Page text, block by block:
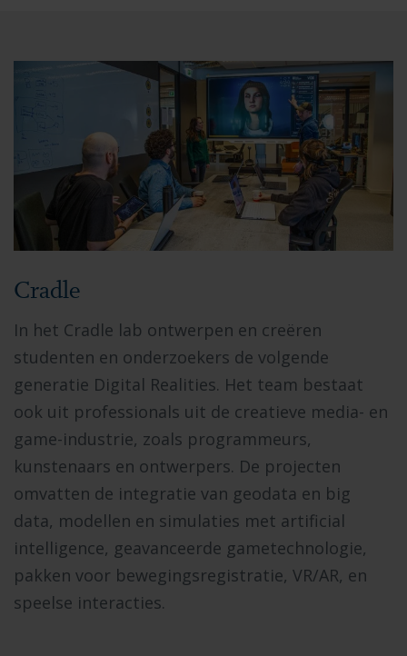
Cradle
In het Cradle lab ontwerpen en creëren
studenten en onderzoekers de volgende
generatie Digital Realities. Het team bestaat
ook uit professionals uit de creatieve media- en
game-industrie, zoals programmeurs,
kunstenaars en ontwerpers. De projecten
omvatten de integratie van geodata en big
data, modellen en simulaties met artificial
intelligence, geavanceerde gametechnologie,
pakken voor bewegingsregistratie, VR/AR, en
speelse interacties.